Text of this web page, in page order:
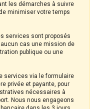
les démarches à suivre
minimiser votre temps
services sont proposés
cas une mission de
publique ou une
services via le formulaire
privée et payante, pour
nécessaires à
Nous nous engageons